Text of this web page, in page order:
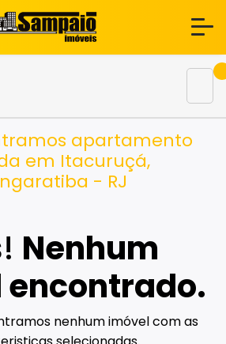
apartamento
em Itacuruçá,
- RJ
Nenhum
nenhum imóvel com as